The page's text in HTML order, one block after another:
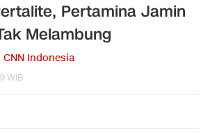
Pertamina Jamin
Melambung
CNN Indonesia
WIB